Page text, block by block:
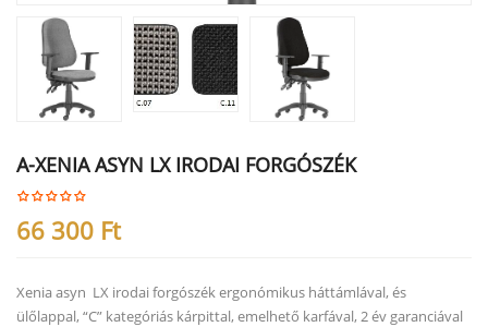
A-XENIA ASYN LX IRODAI FORGÓSZÉK
66 300 Ft
Xenia asyn LX irodai forgószék ergonómikus háttámlával, és
ülőlappal, “C” kategóriás kárpittal, emelhető karfával, 2 év garanciával